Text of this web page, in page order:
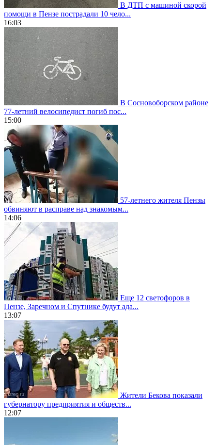
В ДТП с машиной скорой
помощи в Пензе пострадали 10 чело...
16:03
В Сосновоборском районе
77-летний велосипедист погиб пос...
15:00
57-летнего жителя Пензы
обвиняют в расправе над знакомым...
14:06
Еще 12 светофоров в
Пензе, Заречном и Спутнике будут ада...
13:07
Жители Бекова показали
губернатору предприятия и обществ...
12:07